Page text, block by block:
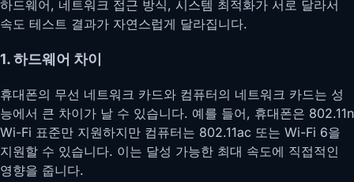
하드웨어, 네트워크 접근 방식, 시스템 최적화가 서로 달라서
속도 테스트 결과가 자연스럽게 달라집니다.
1. 하드웨어 차이
휴대폰의 무선 네트워크 카드와 컴퓨터의 네트워크 카드는 성
능에서 큰 차이가 날 수 있습니다. 예를 들어, 휴대폰은 802.11n
Wi-Fi 표준만 지원하지만 컴퓨터는 802.11ac 또는 Wi-Fi 6을
지원할 수 있습니다. 이는 달성 가능한 최대 속도에 직접적인
영향을 줍니다.